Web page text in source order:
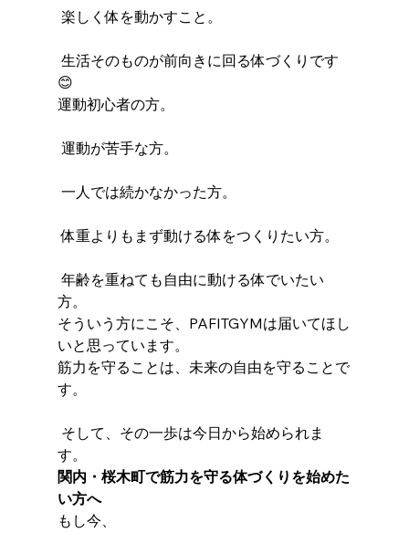
楽しく体を動かすこと。
😊
運動初心者の方。
運動が苦手な方。
一人では続かなかった方。
体重よりもまず動ける体をつくりたい方。
方。
そういう方にこそ、PAFITGYMは届いてほし
いと思っています。
筋力を守ることは、未来の自由を守ることで
す。
す。
関内・桜木町で筋力を守る体づくりを始めた
い方へ
もし今、